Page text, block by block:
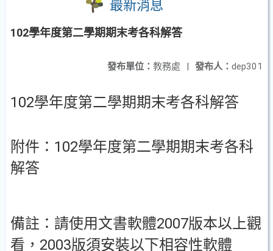
最新消息
102學年度第二學期期末考各科解答
發布人： dep301
發布單位： 教務處 |
102學年度第二學期期末考各科解答
附件：102學年度第二學期期末考各科
解答
備註：請使用文書軟體2007版本以上觀
看，2003版須安裝以下相容性軟體